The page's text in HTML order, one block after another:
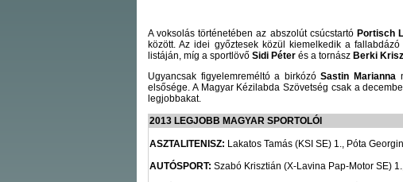
A voksolás történetében az abszolút csúcstartó Portisch
között. Az idei győztesek közül kiemelkedik a fallabdázó
listáján, míg a sportlövő Sidi Péter és a tornász Berki
Ugyancsak figyelemreméltó a birkózóSastin Marianna
elsősége. A Magyar Kézilabda Szövetség csak a
legjobbakat.
2013 LEGJOBB MAGYAR SPORTOLÓI
ASZTALITENISZ: Lakatos Tamás (KSI SE) 1., Póta
AUTÓSPORT: Szabó Krisztián (X-Lavina Pap-Motor SE)